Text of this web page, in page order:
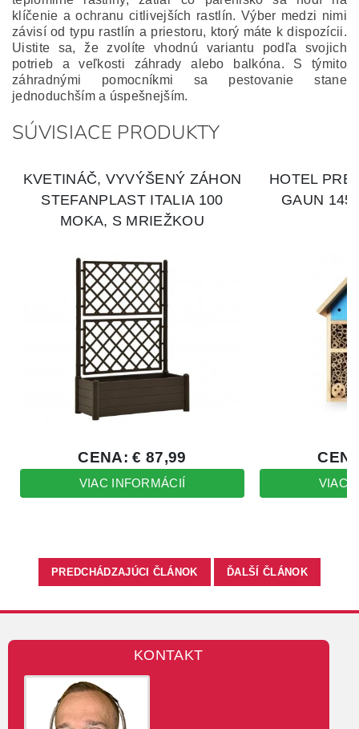
klíčenie a ochranu citlivejších rastlín. Výber medzi nimi
závisí od typu rastlín a priestoru, ktorý máte k dispozícii.
Uistite sa, že zvolíte vhodnú variantu podľa svojich
potrieb a veľkosti záhrady alebo balkóna. S týmito
záhradnými pomocníkmi sa pestovanie stane
jednoduchším a úspešnejším.
SÚVISIACE PRODUKTY
PREDCHÁDZAJÚCI ČLÁNOK ĎALŠÍ ČLÁNOK
KONTAKT